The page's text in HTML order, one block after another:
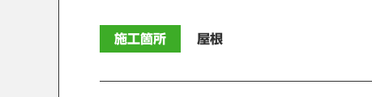
施工箇所 屋根